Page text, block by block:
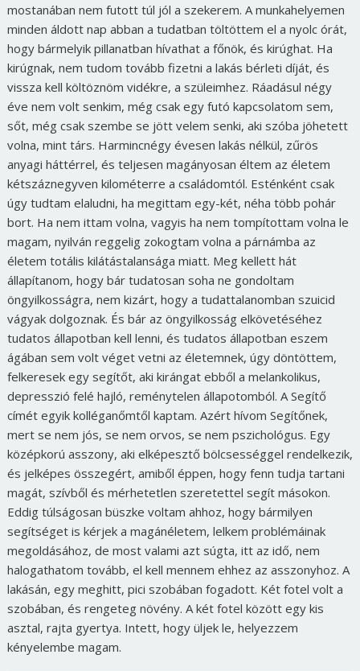
mostanában nem futott túl jól a szekerem. A munkahelyemen
minden áldott nap abban a tudatban töltöttem el a nyolc órát,
hogy bármelyik pillanatban hívathat a főnök, és kirúghat. Ha
kirúgnak, nem tudom tovább fizetni a lakás bérleti díját, és
vissza kell költöznöm vidékre, a szüleimhez. Ráadásul négy
éve nem volt senkim, még csak egy futó kapcsolatom sem,
sőt, még csak szembe se jött velem senki, aki szóba jöhetett
volna, mint társ. Harmincnégy évesen lakás nélkül, zűrös
anyagi háttérrel, és teljesen magányosan éltem az életem
kétszáznegyven kilométerre a családomtól. Esténként csak
úgy tudtam elaludni, ha megittam egy-két, néha több pohár
bort. Ha nem ittam volna, vagyis ha nem tompítottam volna le
magam, nyilván reggelig zokogtam volna a párnámba az
életem totális kilátástalansága miatt. Meg kellett hát
állapítanom, hogy bár tudatosan soha ne gondoltam
öngyilkosságra, nem kizárt, hogy a tudattalanomban szuicid
vágyak dolgoznak. És bár az öngyilkosság elkövetéséhez
tudatos állapotban kell lenni, és tudatos állapotban eszem
ágában sem volt véget vetni az életemnek, úgy döntöttem,
felkeresek egy segítőt, aki kirángat ebből a melankolikus,
depresszió felé hajló, reménytelen állapotomból. A Segítő
címét egyik kolléganőmtől kaptam. Azért hívom Segítőnek,
mert se nem jós, se nem orvos, se nem pszichológus. Egy
középkorú asszony, aki elképesztő bölcsességgel rendelkezik,
és jelképes összegért, amiből éppen, hogy fenn tudja tartani
magát, szívből és mérhetetlen szeretettel segít másokon.
Eddig túlságosan büszke voltam ahhoz, hogy bármilyen
segítséget is kérjek a magánéletem, lelkem problémáinak
megoldásához, de most valami azt súgta, itt az idő, nem
halogathatom tovább, el kell mennem ehhez az asszonyhoz. A
lakásán, egy meghitt, pici szobában fogadott. Két fotel volt a
szobában, és rengeteg növény. A két fotel között egy kis
asztal, rajta gyertya. Intett, hogy üljek le, helyezzem
kényelembe magam.